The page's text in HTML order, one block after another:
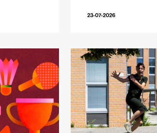
23-07-2026